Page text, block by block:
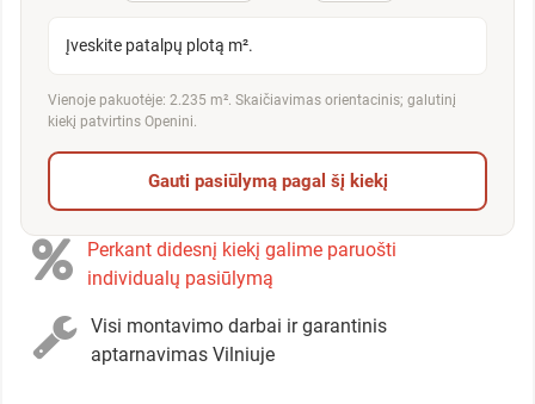
Įveskite patalpų plotą m².
Vienoje pakuotėje: 2.235 m². Skaičiavimas orientacinis; galutinį
kiekį patvirtins Openini.
Gauti pasiūlymą pagal šį kiekį
Perkant didesnį kiekį galime paruošti
individualų pasiūlymą
Visi montavimo darbai ir garantinis
aptarnavimas Vilniuje